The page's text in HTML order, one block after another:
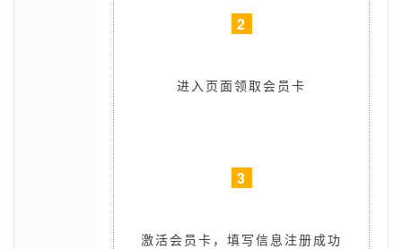
2
进入页面领取会员卡
3
激活会员卡，填写信息注册成功